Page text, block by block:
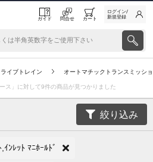
ガイド 問合せ カート
ログイン/
新規登録
イブトレイン オートマチックトランスミッショ
ース」に対して9件の商品が見つかりました
絞り込み
ｲﾝﾚｯﾄ ﾏﾆﾎｰﾙﾄﾞ